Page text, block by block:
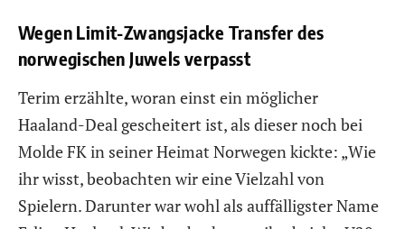
Wegen Limit-Zwangsjacke Transfer des
norwegischen Juwels verpasst
Terim erzählte, woran einst ein möglicher
Haaland-Deal gescheitert ist, als dieser noch bei
Molde FK in seiner Heimat Norwegen kickte: „Wie
ihr wisst, beobachten wir eine Vielzahl von
Spielern. Darunter war wohl als auffälligster Name